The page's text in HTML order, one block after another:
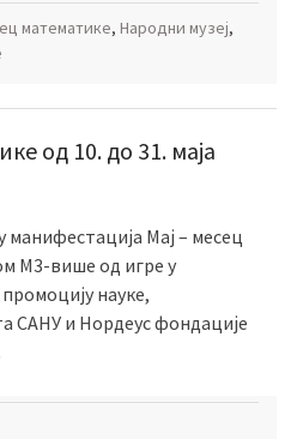
математике, Народни музеј,
од 10. до 31. маја
Мај – месец
М3-више од игре у
науке,
САНУ и Нордеус фондације